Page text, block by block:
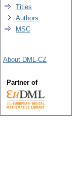
Titles
Authors
MSC
About DML-CZ
Partner of